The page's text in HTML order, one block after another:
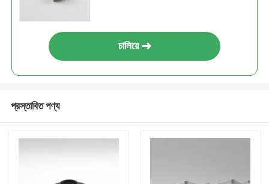
চালিয়ে
প্রস্তাবিত পণ্য